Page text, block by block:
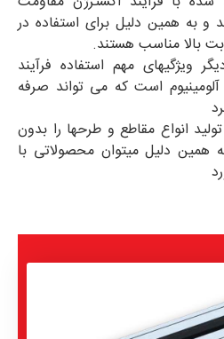
و به همین دلیل برای استفاده در
بالا مناسب هستند.
ویژگیهای مهم استفاده فرآیند
آلومینیوم است که می تواند صرفه
انواع مقاطع و طرحها را بدون
همین دلیل میتوان محصولاتی با